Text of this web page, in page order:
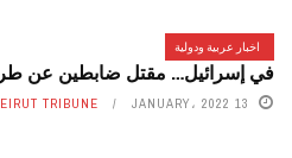
اخبار عربية ودولية
في إسرائيل… مقتل ضابطين عن
13 JANUARY، 2022 TRIBUNE